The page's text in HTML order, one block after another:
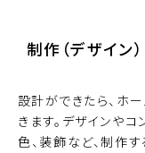
制作（デザイン）
設計ができたら、ホ
きます。デザインや
色、装飾など、制作